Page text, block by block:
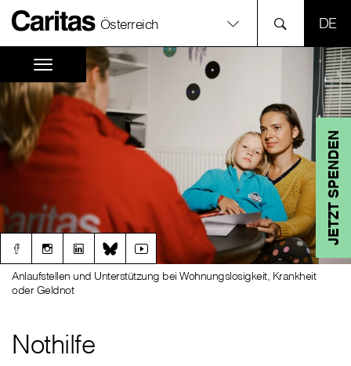
Österreich
JETZT SPENDEN
Nothilfe
Anlaufstellen und Unterstützung bei Wohnungslosigkeit, Krankheit
oder Geldnot